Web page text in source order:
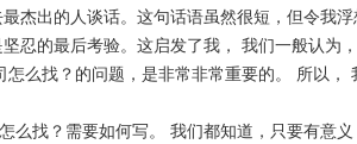
杰出的人谈话。这句话语虽然很短，但令我
忍的最后考验。这启发了我， 我们一般认为
么找？的问题，是非常非常重要的。 所以，
找？需要如何写。 我们都知道，只要有意